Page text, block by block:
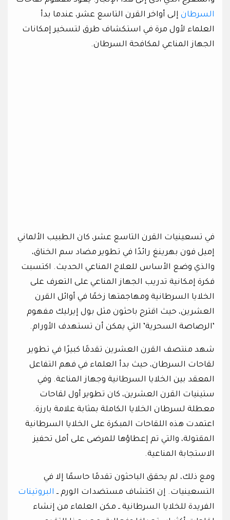
السرطان إلى أواخر القرن التاسع عشر، عندما بدأ
العلماء لأول مرة في استكشاف طرق لتسخير إمكانات
الجهاز المناعي لمكافحة السرطان.
في تسعينيات القرن التاسع عشر، كان الطبيب الألماني
إميل فون بهرينغ رائدًا في تطوير مضاد سم الخناق،
والذي وضع الأساس للعلاج المناعي الحديث. اكتسبت
فكرة إمكانية تدريب الجهاز المناعي على التعرف على
الخلايا السرطانية ومهاجمتها زخمًا في أوائل القرن
العشرين، حيث اقترح باحثون مثل بول إيرليك مفهوم
‘الرصاصة السحرية’ التي يمكن أن تستهدف الأورام.
شهد منتصف القرن العشرين تقدمًا كبيرًا في تطوير
لقاحات السرطان، حيث بدأ العلماء في فهم التفاعل
المعقد بين الخلايا السرطانية وجهاز المناعة. وفي
ستينيات القرن العشرين، كان تطوير أول لقاحات
معطلة لسرطان الخلايا الكاملة بمثابة علامة بارزة.
اعتمدت هذه اللقاحات المبكرة على الخلايا السرطانية
المقتولة، والتي تم إعطاؤها للمرضى على أمل تحفيز
الاستجابة المناعية.
ومع ذلك، لم يحقق الباحثون تقدمًا حاسمًا إلا في
التسعينيات. إن اكتشاف مستضدات الورم ــ البروتينات
الفريدة للخلايا السرطانية ــ مكن العلماء من إنشاء